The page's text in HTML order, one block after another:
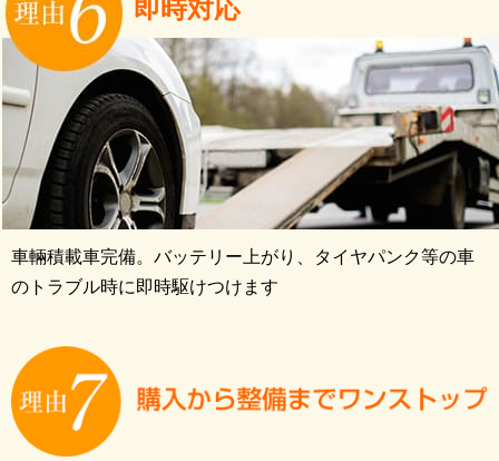
即時対応
車輛積載車完備。バッテリー上がり、タイヤパンク等の車
のトラブル時に即時駆けつけます